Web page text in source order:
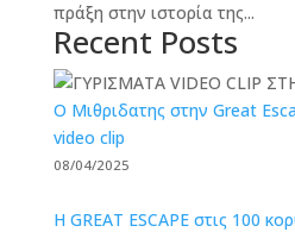
πράξη στην ιστορία της...
Recent Posts
O Μιθριδατης στην Great
video clip
08/04/2025
Η GREAT ESCAPE στις 100